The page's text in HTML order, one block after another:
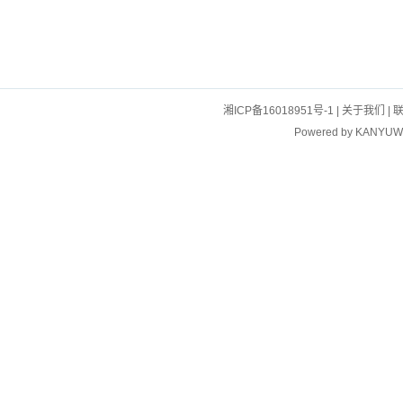
湘ICP备16018951号-1 关于我们
Powered by KANYUW